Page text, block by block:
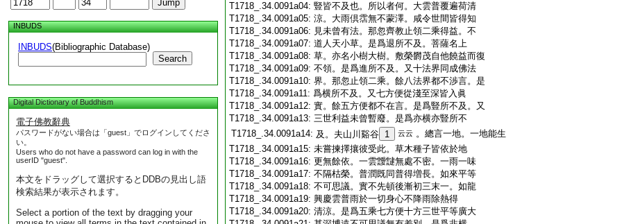
INBUDS
INBUDS(Bibliographic Database)
Search
Digital Dictionary of Buddhism
電子佛教辭典
パスワードがない場合は「guest」でログインしてくださ
い。
Users who do not have a password can log in with the
userID "guest".
本文をドラッグして選択するとDDBの見出し語
検索結果が表示されます。
Select a portion of the text by dragging your
T1718_.34.0091a04: 豎皆不及也。所以者何。大雲普覆遍荷清
T1718_.34.0091a05: 涼。大雨倶霑無不蒙澤。咸令世間皆得知
T1718_.34.0091a06: 見未曾有法。那忽齊教止領二乘得益。不
T1718_.34.0091a07: 道人天小草。是爲退所不及。菩薩名上
T1718_.34.0091a08: 草。亦名小樹大樹。敷榮欝茂自他饒益而復
T1718_.34.0091a09: 不領。是爲進所不及。又十法界同成佛法
T1718_.34.0091a10: 界。那忽止領二乘。餘八法界都不渉言。是
T1718_.34.0091a11: 爲横所不及。又七方便從淺至深皆入眞
T1718_.34.0091a12: 實。餘五方便都不在言。是爲豎所不及。又
T1718_.34.0091a13: 三世利益未曾暫廢。是爲亦横亦豎所不
T1718_.34.0091a14: 及。夫山川谿谷 1 云云 。總言一地。一地能生
T1718_.34.0091a15: 未嘗揀擇攘彼受此。草木種子皆依於地
T1718_.34.0091a16: 更無餘依。一雲靉靆無處不密。一雨一味
T1718_.34.0091a17: 不隔枯榮。普潤既同普得増長。如來平等
T1718_.34.0091a18: 不可思議。實不先頓後漸初三末一。如龍
T1718_.34.0091a19: 興慶雲普雨於一切身心不降雨除熱得
T1718_.34.0091a20: 清涼。是爲五乘七方便十方三世平等廣大